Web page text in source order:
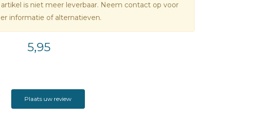
is niet meer leverbaar. Neem contact op voor
informatie of alternatieven.
5,95
Plaats uw review